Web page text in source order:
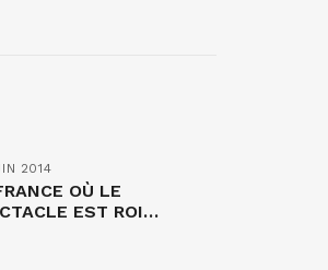
2014
OÙ LE
EST ROI…